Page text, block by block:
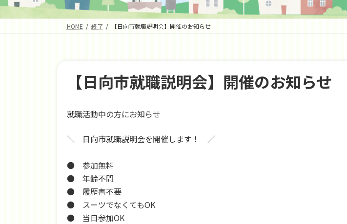
HOME 終了 【日向市就職説明会】開催のお知らせ
【日向市就職説明会】開催のお知らせ
就職活動中の方にお知らせ
＼ 日向市就職説明会を開催します！ ／
● 参加無料
● 年齢不問
● 履歴書不要
● スーツでなくてもOK
● 当日参加OK